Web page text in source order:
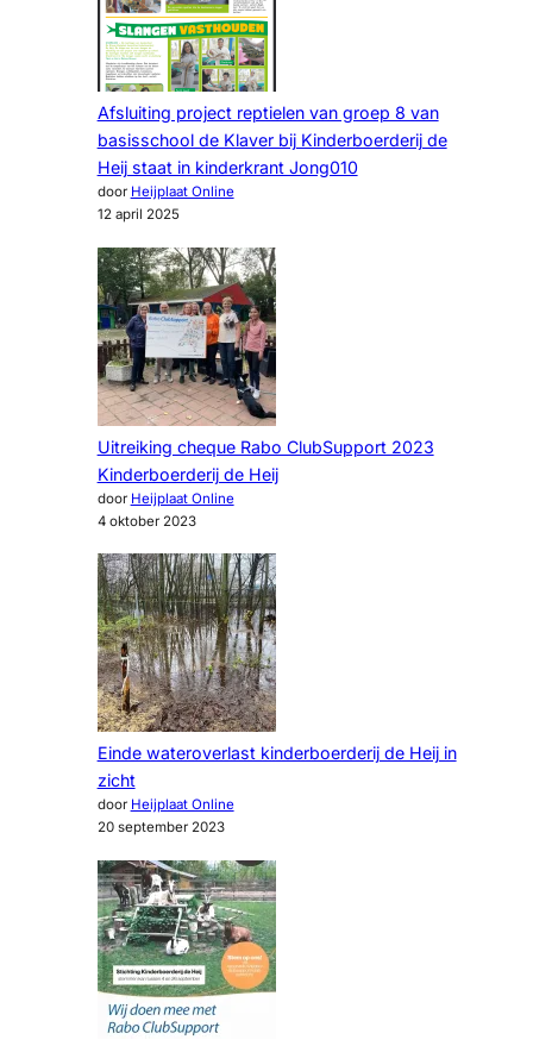
Afsluiting project reptielen van groep 8 van
basisschool de Klaver bij Kinderboerderij de
Heij staat in kinderkrant Jong010
door Heijplaat Online
12 april 2025
Uitreiking cheque Rabo ClubSupport 2023
Kinderboerderij de Heij
door Heijplaat Online
4 oktober 2023
Einde wateroverlast kinderboerderij de Heij in
zicht
door Heijplaat Online
20 september 2023